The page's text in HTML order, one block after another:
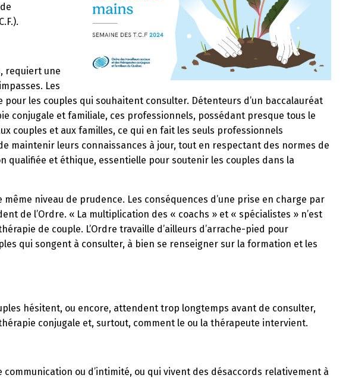
requiert une
Les
les couples qui souhaitent consulter. Détenteurs d’un baccalauréat
conjugale et familiale, ces professionnels, possédant presque tous le
couples et aux familles, ce qui en fait les seuls professionnels
maintenir leurs connaissances à jour, tout en respectant des normes de
et éthique, essentielle pour soutenir les couples dans la
niveau de prudence. Les conséquences d’une prise en charge par
de l’Ordre. « La multiplication des « coachs » et « spécialistes » n’est
de couple. L’Ordre travaille d’ailleurs d’arrache-pied pour
qui songent à consulter, à bien se renseigner sur la formation et les
hésitent, ou encore, attendent trop longtemps avant de consulter,
conjugale et, surtout, comment le ou la thérapeute intervient.
ou d’intimité, ou qui vivent des désaccords relativement à